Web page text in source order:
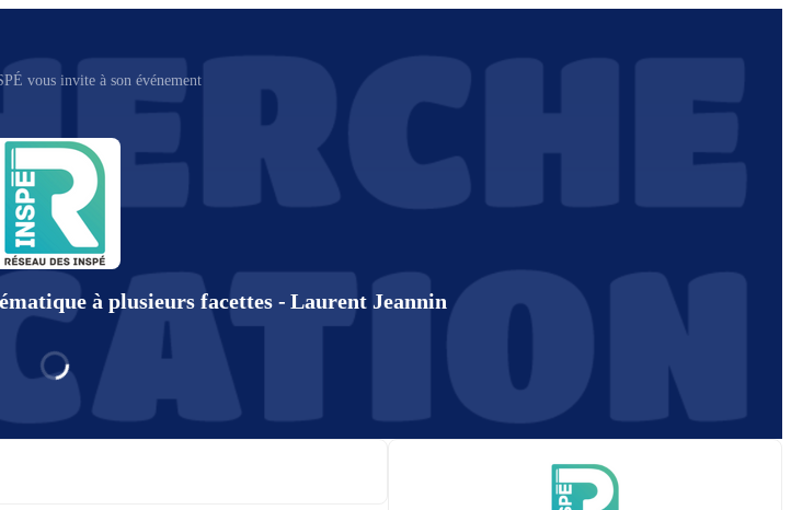
vous invite à son événement
à plusieurs facettes - Laurent Jeannin